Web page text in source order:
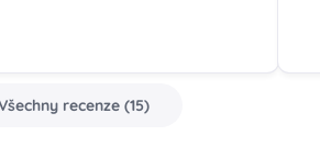
recenze (15)